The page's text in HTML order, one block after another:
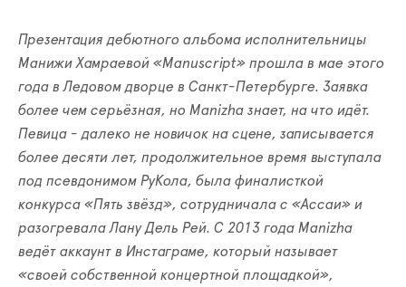
Презентация дебютного альбома исполнительницы
Манижи Хамраевой «Manuscript» прошла в мае этого
года в Ледовом дворце в Санкт-Петербурге. Заявка
более чем серьёзная, но Manizha знает, на что идёт.
Певица - далеко не новичок на сцене, записывается
более десяти лет, продолжительное время выступала
под псевдонимом РуКола, была финалисткой
конкурса «Пять звёзд», сотрудничала с «Ассаи» и
разогревала Лану Дель Рей. С 2013 года Manizha
ведёт аккаунт в Инстаграме, который называет
«своей собственной концертной площадкой»,